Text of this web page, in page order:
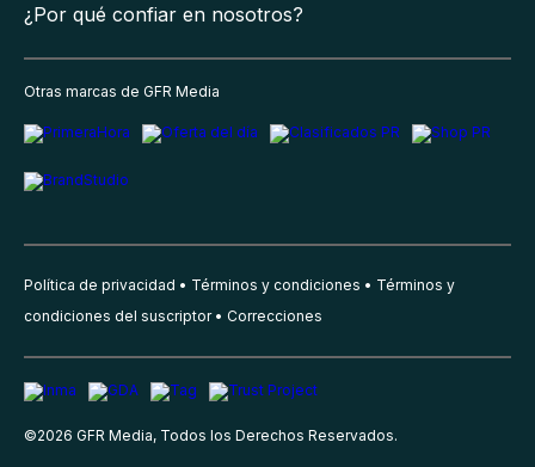
¿Por qué confiar en nosotros?
Otras marcas de GFR Media
Política de privacidad Términos y condiciones
Términos y
condiciones del suscriptor
Correcciones
©2026 GFR Media, Todos los Derechos Reservados.